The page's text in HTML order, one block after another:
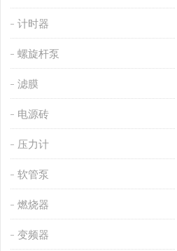
计时器
螺旋杆泵
滤膜
电源砖
压力计
软管泵
燃烧器
变频器